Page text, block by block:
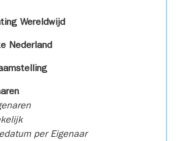
Wereldwijd
Nederland
per Eigenaar